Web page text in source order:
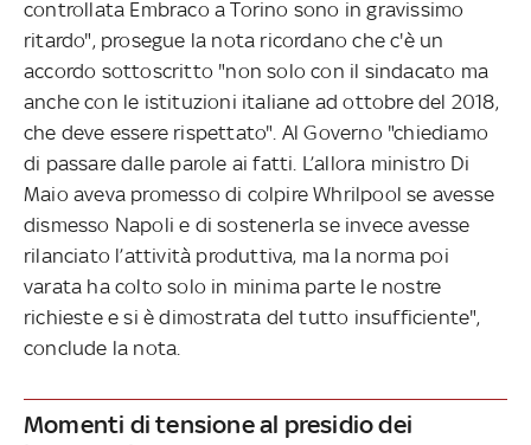
controllata Embraco a Torino sono in gravissimo
ritardo", prosegue la nota ricordano che c'è un
accordo sottoscritto "non solo con il sindacato ma
anche con le istituzioni italiane ad ottobre del 2018,
che deve essere rispettato". Al Governo "chiediamo
di passare dalle parole ai fatti. L’allora ministro Di
Maio aveva promesso di colpire Whrilpool se avesse
dismesso Napoli e di sostenerla se invece avesse
rilanciato l’attività produttiva, ma la norma poi
varata ha colto solo in minima parte le nostre
richieste e si è dimostrata del tutto insufficiente",
conclude la nota.
Momenti di tensione al presidio dei